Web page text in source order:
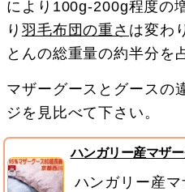
により100g-200g程度の
り 羽毛布団の重さ は変わ
とんの総重量の約半分を
マザーグースとグースの
ジを見比べて下さい。
ハンガリー産マザ
ハンガリー産マ